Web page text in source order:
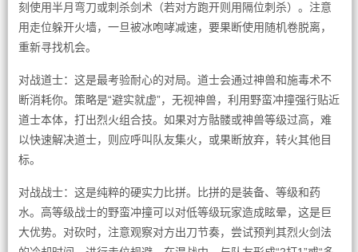
刻使用半月弯刀或刺杀剑术（若对方跑开则用隔位刺杀）。注意
用走位躲开火墙，一旦被冰咆哮减速，要果断使用随机卷脱离，
重新寻找机会。
对战道士：这是最考验耐心的对局。道士会通过神兽和施毒术不
断消耗你。策略是“避实就虚”，无视神兽，利用野蛮冲撞强行贴近
道士本体，打出烈火组合技。如果对方骷髅或神兽等级过高，难
以快速解决道士，则应呼叫队友集火，或果断放弃，转火其他目
标。
对战战士：这是纯粹的硬实力比拼。比拼的是装备、等级和药
水。高等级战士的野蛮冲撞可以对低等级玩家造成眩晕，这是巨
大优势。对砍时，注意观察对方出刀节奏，尝试预判其烈火剑法